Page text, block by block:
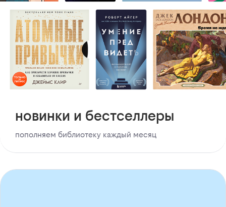
новинки и бестселлеры
пополняем библиотеку каждый месяц